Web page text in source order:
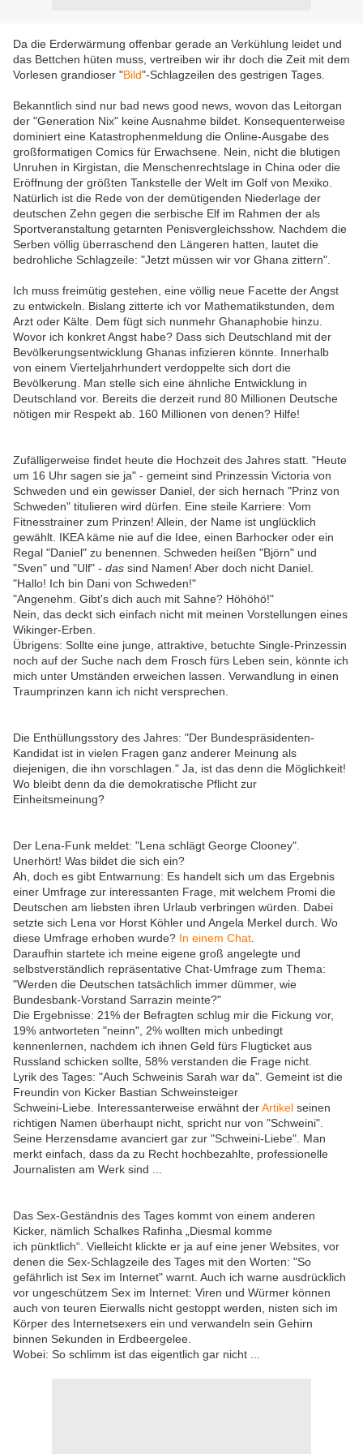
Da die Erderwärmung offenbar gerade an Verkühlung leidet und
das Bettchen hüten muss, vertreiben wir ihr doch die Zeit mit dem
Vorlesen grandioser "Bild"-Schlagzeilen des gestrigen Tages.
Bekanntlich sind nur bad news good news, wovon das Leitorgan
der "Generation Nix" keine Ausnahme bildet. Konsequenterweise
dominiert eine Katastrophenmeldung die Online-Ausgabe des
großformatigen Comics für Erwachsene. Nein, nicht die blutigen
Unruhen in Kirgistan, die Menschenrechtslage in China oder die
Eröffnung der größten Tankstelle der Welt im Golf von Mexiko.
Natürlich ist die Rede von der demütigenden Niederlage der
deutschen Zehn gegen die serbische Elf im Rahmen der als
Sportveranstaltung getarnten Penisvergleichsshow. Nachdem die
Serben völlig überraschend den Längeren hatten, lautet die
bedrohliche Schlagzeile: "Jetzt müssen wir vor Ghana zittern".
Ich muss freimütig gestehen, eine völlig neue Facette der Angst
zu entwickeln. Bislang zitterte ich vor Mathematikstunden, dem
Arzt oder Kälte. Dem fügt sich nunmehr Ghanaphobie hinzu.
Wovor ich konkret Angst habe? Dass sich Deutschland mit der
Bevölkerungsentwicklung Ghanas infizieren könnte. Innerhalb
von einem Vierteljahrhundert verdoppelte sich dort die
Bevölkerung. Man stelle sich eine ähnliche Entwicklung in
Deutschland vor. Bereits die derzeit rund 80 Millionen Deutsche
nötigen mir Respekt ab. 160 Millionen von denen? Hilfe!
Zufälligerweise findet heute die Hochzeit des Jahres statt. "Heute
um 16 Uhr sagen sie ja" - gemeint sind Prinzessin Victoria von
Schweden und ein gewisser Daniel, der sich hernach "Prinz von
Schweden" titulieren wird dürfen. Eine steile Karriere: Vom
Fitnesstrainer zum Prinzen! Allein, der Name ist unglücklich
gewählt. IKEA käme nie auf die Idee, einen Barhocker oder ein
Regal "Daniel" zu benennen. Schweden heißen "Björn" und
"Sven" und "Ulf" - das sind Namen! Aber doch nicht Daniel.
"Hallo! Ich bin Dani von Schweden!"
"Angenehm. Gibt's dich auch mit Sahne? Höhöhö!"
Nein, das deckt sich einfach nicht mit meinen Vorstellungen eines
Wikinger-Erben.
Übrigens: Sollte eine junge, attraktive, betuchte Single-Prinzessin
noch auf der Suche nach dem Frosch fürs Leben sein, könnte ich
mich unter Umständen erweichen lassen. Verwandlung in einen
Traumprinzen kann ich nicht versprechen.
Die Enthüllungsstory des Jahres: "Der Bundespräsidenten-
Kandidat ist in vielen Fragen ganz anderer Meinung als
diejenigen, die ihn vorschlagen." Ja, ist das denn die Möglichkeit!
Wo bleibt denn da die demokratische Pflicht zur
Einheitsmeinung?
Der Lena-Funk meldet: "Lena schlägt George Clooney".
Unerhört! Was bildet die sich ein?
Ah, doch es gibt Entwarnung: Es handelt sich um das Ergebnis
einer Umfrage zur interessanten Frage, mit welchem Promi die
Deutschen am liebsten ihren Urlaub verbringen würden. Dabei
setzte sich Lena vor Horst Köhler und Angela Merkel durch. Wo
diese Umfrage erhoben wurde? In einem Chat
Daraufhin startete ich meine eigene groß angelegte und
selbstverständlich repräsentative Chat-Umfrage zum Thema:
"Werden die Deutschen tatsächlich immer dümmer, wie
Bundesbank-Vorstand Sarrazin meinte?"
Die Ergebnisse: 21% der Befragten schlug mir die Fickung vor,
19% antworteten "neinn", 2% wollten mich unbedingt
kennenlernen, nachdem ich ihnen Geld fürs Flugticket aus
Russland schicken sollte, 58% verstanden die Frage nicht.
Lyrik des Tages: "Auch Schweinis Sarah war da". Gemeint ist die
Freundin von Kicker Bastian Schweinsteiger
Schweini-Liebe. Interessanterweise erwähnt derArtikel seinen
richtigen Namen überhaupt nicht, spricht nur von "Schweini".
Seine Herzensdame avanciert gar zur "Schweini-Liebe". Man
merkt einfach, dass da zu Recht hochbezahlte, professionelle
Journalisten am Werk sind ...
Das Sex-Geständnis des Tages kommt von einem anderen
Kicker, nämlich Schalkes Rafinha „Diesmal komme
ich pünktlich“. Vielleicht klickte er ja auf eine jener Websites, vor
denen die Sex-Schlagzeile des Tages mit den Worten: "So
gefährlich ist Sex im Internet" warnt. Auch ich warne ausdrücklich
vor ungeschützem Sex im Internet: Viren und Würmer können
auch von teuren Eierwalls nicht gestoppt werden, nisten sich im
Körper des Internetsexers ein und verwandeln sein Gehirn
binnen Sekunden in Erdbeergelee.
Wobei: So schlimm ist das eigentlich gar nicht ...